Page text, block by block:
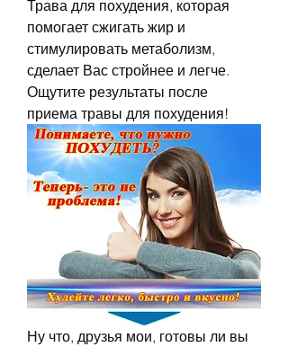
Трава для похудения, которая
помогает сжигать жир и
стимулировать метаболизм,
сделает Вас стройнее и легче.
Ощутите результаты после
приема травы для похудения!
Ну что, друзья мои, готовы ли вы